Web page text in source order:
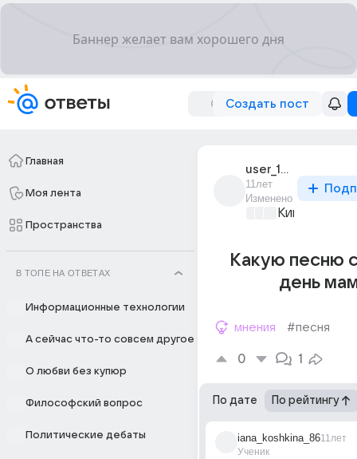
Создать пост
Главная
Моя лента
Пространства
В ТОПЕ НА ОТВЕТАХ
Информационные технологии
А сейчас что-то совсем другое
О любви без купюр
Философский вопрос
Политические дебаты
user_107978675
11лет
Изменено
Киномания
Какую песню
день
мнения #песня
0 1
По дате По рейтингу
iana_koshkina_86
Ученик
11лет